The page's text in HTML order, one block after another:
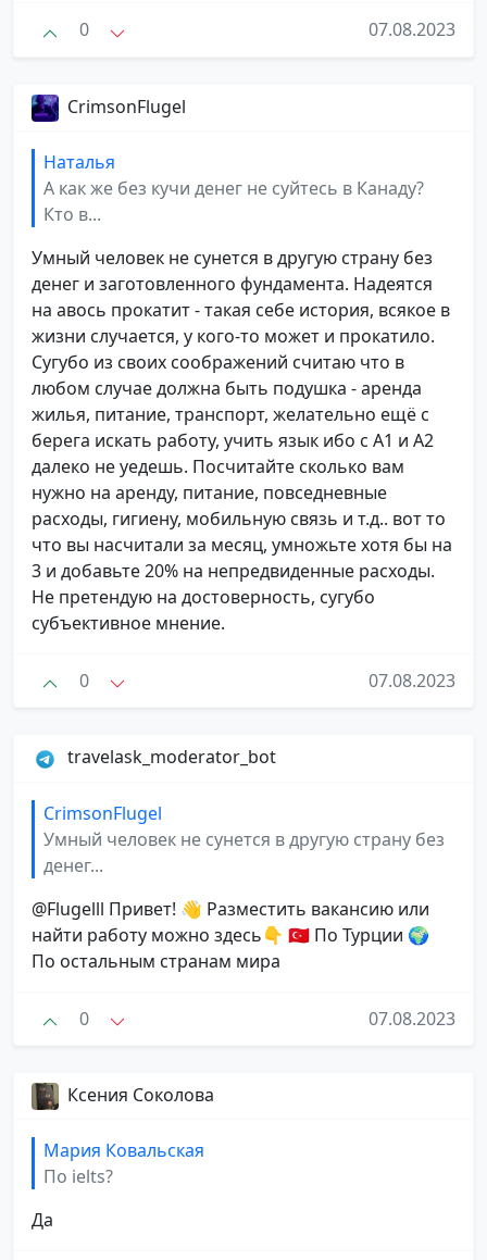
0 07.08.2023
CrimsonFlugel
Наталья
А как же без кучи денег не суйтесь в Канаду?
Кто в...
Умный человек не сунется в другую страну без
денег и заготовленного фундамента. Надеятся
на авось прокатит - такая себе история, всякое в
жизни случается, у кого-то может и прокатило.
Сугубо из своих соображений считаю что в
любом случае должна быть подушка - аренда
жилья, питание, транспорт, желательно ещё с
берега искать работу, учить язык ибо с А1 и А2
далеко не уедешь. Посчитайте сколько вам
нужно на аренду, питание, повседневные
расходы, гигиену, мобильную связь и т.д.. вот то
что вы насчитали за месяц, умножьте хотя бы на
3 и добавьте 20% на непредвиденные расходы.
Не претендую на достоверность, сугубо
субъективное мнение.
0 07.08.2023
travelask_moderator_bot
CrimsonFlugel
Умный человек не сунется в другую страну без
денег...
@Flugelll Привет! 👋 Разместить вакансию или
найти работу можно здесь👇 🇹🇷 По Турции 🌍
По остальным странам мира
0 07.08.2023
Ксения Соколова
Мария Ковальская
По ielts?
Да